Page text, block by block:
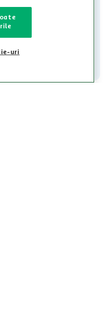
ne!
dispozitie.
uri